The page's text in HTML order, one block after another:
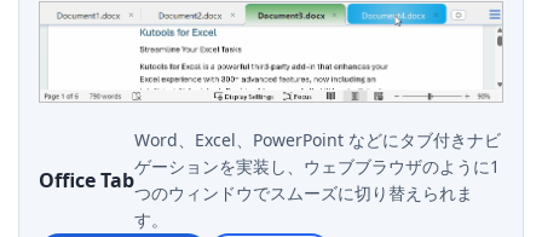
Office Tab
Word、Excel、PowerPoint などにタブ付きナビ
ゲーションを実装し、ウェブブラウザのように1
つのウィンドウでスムーズに切り替えられま
す。